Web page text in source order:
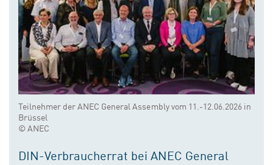
Teilnehmer der ANEC General Assembly vom 11.-12.06.2026 in
Brüssel
© ANEC
DIN-Verbraucherrat bei ANEC General